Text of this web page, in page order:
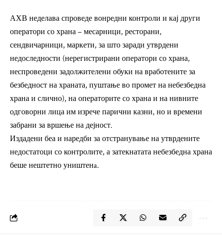
АХВ неделава спроведе вонредни контроли и кај други
оператори со храна – месарници, ресторани,
сендвичарници, маркети, за што заради утврдени
недоследности (нерегистрирани оператори со храна,
неспроведени задолжителени обуки на вработените за
безбедност на храната, пуштање во промет на небезбедна
храна и слично), на операторите со храна и на нивните
одговорни лица им изрече парични казни, но и времени
забрани за вршење на дејност.
Издадени беа и наредби за отстранување на утврдените
недостатоци со контролите, а затекнатата небезбедна храна
беше нештетно уништенa.